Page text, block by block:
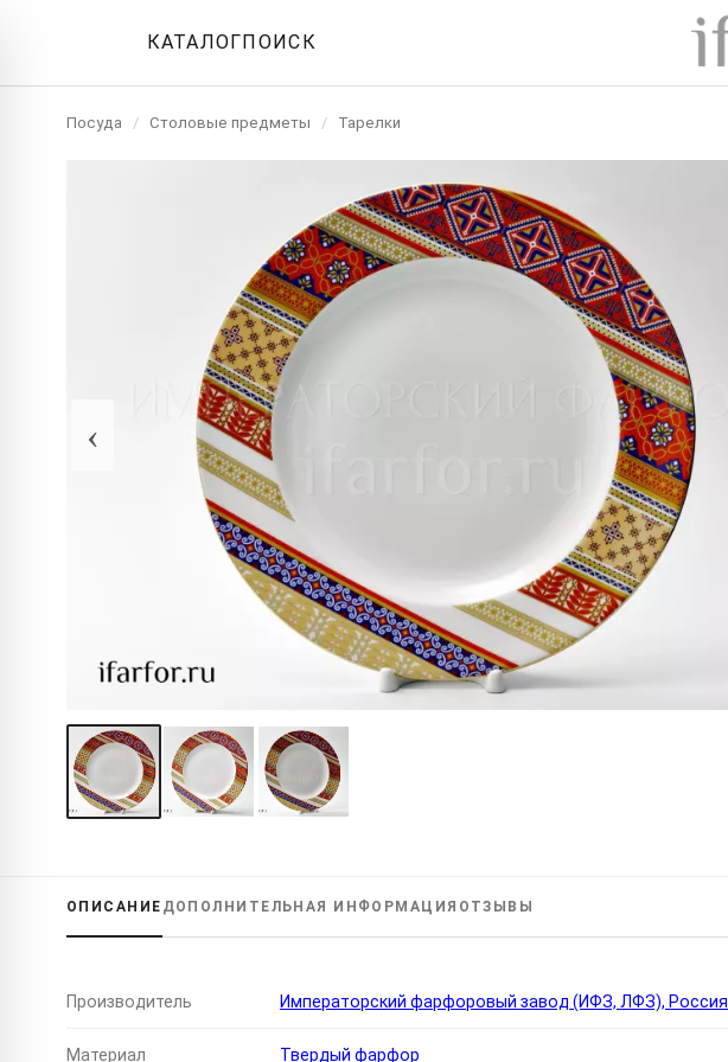
КАТАЛОГПОИСК
Посуда / Столовые предметы / Тарелки
‹
ОПИСАНИЕ ДОПОЛНИТЕЛЬНАЯ ИНФОРМАЦИЯ ОТЗЫВЫ
Производитель Императорский фарфоровый завод (ИФЗ, ЛФЗ), Россия
Материал Твердый фарфор